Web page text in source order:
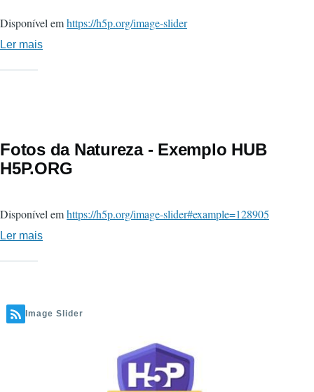
Disponível emhttps://h5p.org/image-slider
Ler mais
Slider
-
HUB
Fotos da Natureza - Exemplo HUB
H5P.ORG
Disponível emhttps://h5p.org/image-slider#example=128905
Ler mais
-
Image Slider